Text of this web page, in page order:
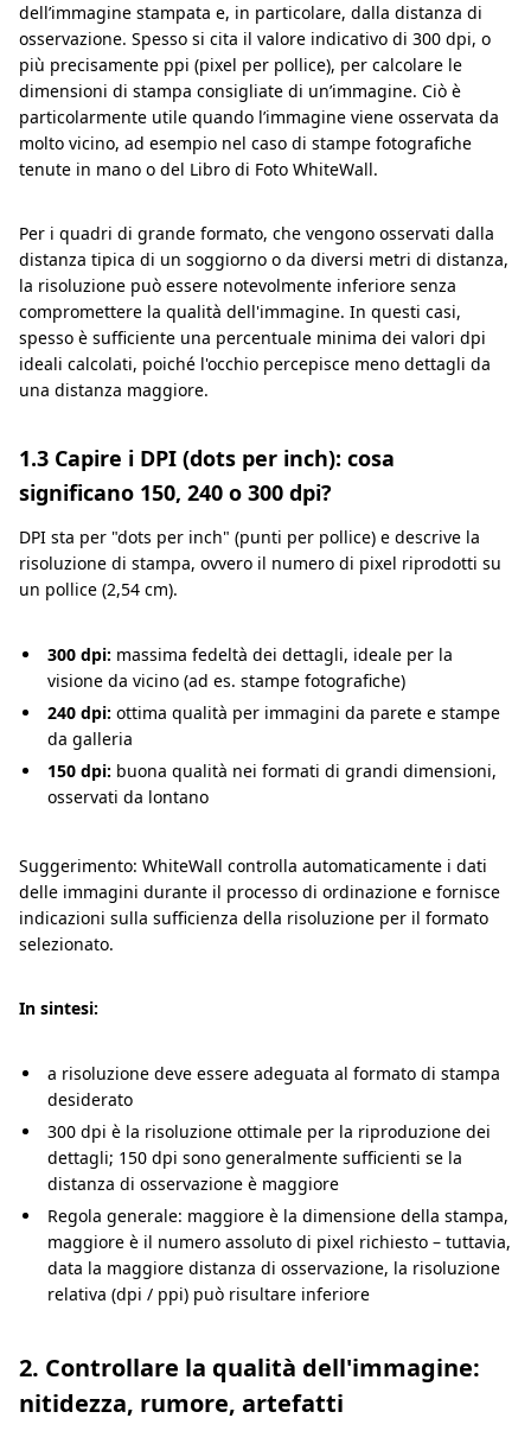
dell’immagine stampata e, in particolare, dalla distanza di
osservazione. Spesso si cita il valore indicativo di 300 dpi, o
più precisamente ppi (pixel per pollice), per calcolare le
dimensioni di stampa consigliate di un’immagine. Ciò è
particolarmente utile quando l’immagine viene osservata da
molto vicino, ad esempio nel caso di stampe fotografiche
tenute in mano o del Libro di Foto WhiteWall.
Per i quadri di grande formato, che vengono osservati dalla
distanza tipica di un soggiorno o da diversi metri di distanza,
la risoluzione può essere notevolmente inferiore senza
compromettere la qualità dell'immagine. In questi casi,
spesso è sufficiente una percentuale minima dei valori dpi
ideali calcolati, poiché l'occhio percepisce meno dettagli da
una distanza maggiore.
1.3 Capire i DPI (dots per inch): cosa
significano 150, 240 o 300 dpi?
DPI sta per "dots per inch" (punti per pollice) e descrive la
risoluzione di stampa, ovvero il numero di pixel riprodotti su
un pollice (2,54 cm).
300 dpi: massima fedeltà dei dettagli, ideale per la
visione da vicino (ad es. stampe fotografiche)
240 dpi: ottima qualità per immagini da parete e stampe
da galleria
150 dpi: buona qualità nei formati di grandi dimensioni,
osservati da lontano
Suggerimento: WhiteWall controlla automaticamente i dati
delle immagini durante il processo di ordinazione e fornisce
indicazioni sulla sufficienza della risoluzione per il formato
selezionato.
In sintesi:
a risoluzione deve essere adeguata al formato di stampa
desiderato
300 dpi è la risoluzione ottimale per la riproduzione dei
dettagli; 150 dpi sono generalmente sufficienti se la
distanza di osservazione è maggiore
Regola generale: maggiore è la dimensione della stampa,
maggiore è il numero assoluto di pixel richiesto – tuttavia,
data la maggiore distanza di osservazione, la risoluzione
relativa (dpi / ppi) può risultare inferiore
2. Controllare la qualità dell'immagine:
nitidezza, rumore, artefatti